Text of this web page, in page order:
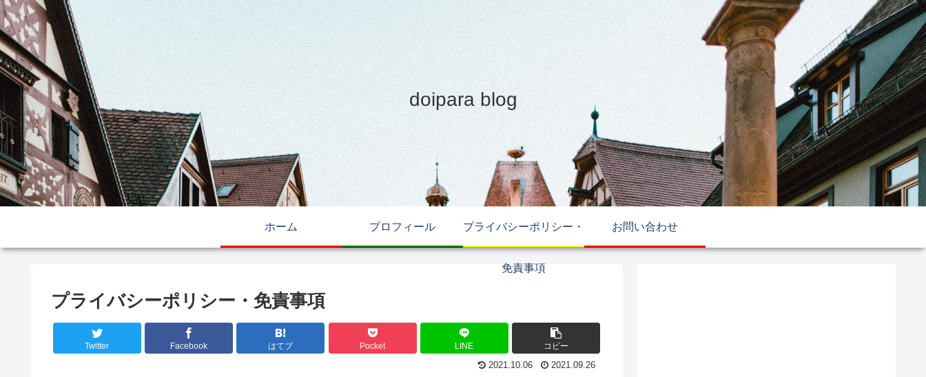
doipara blog
ホーム プロフィール プライバシーポリシー・
免責事項
お問い合わせ
プライバシーポリシー・免責事項
Twitter Facebook はてブ Pocket LINE コピー
2021.10.06 2021.09.26